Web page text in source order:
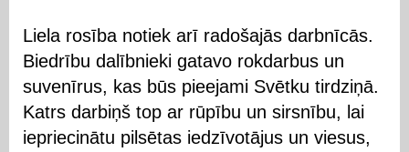
Liela rosība notiek arī radošajās darbnīcās.
Biedrību dalībnieki gatavo rokdarbus un
suvenīrus, kas būs pieejami Svētku tirdziņā.
Katrs darbiņš top ar rūpību un sirsnību, lai
iepriecinātu pilsētas iedzīvotājus un viesus,